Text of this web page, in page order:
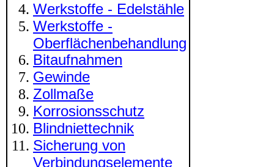
Werkstoffe - Edelstähle
Werkstoffe -
Oberflächenbehandlung
Bitaufnahmen
Gewinde
Zollmaße
Korrosionsschutz
Blindniettechnik
Sicherung von
Verbindungselemente